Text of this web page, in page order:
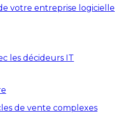
votre entreprise logicielle
les décideurs IT
de vente complexes